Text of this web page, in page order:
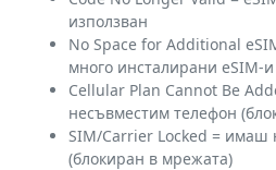
използван
No Space for Additional
много инсталирани eSIM-и
Cellular Plan Cannot Be
несъвместим телефон
SIM/Carrier Locked = имаш
(блокиран в мрежата)